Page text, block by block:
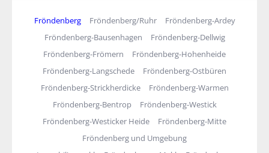
Fröndenberg Fröndenberg/Ruhr
Fröndenberg-Ardey
Fröndenberg-Bausenhagen
Fröndenberg-Dellwig
Fröndenberg-Frömern
Fröndenberg-Hohenheide
Fröndenberg-Langschede
Fröndenberg-Ostbüren
Fröndenberg-Strickherdicke
Fröndenberg-Warmen
Fröndenberg-Bentrop
Fröndenberg-Westick
Fröndenberg-Westicker Heide
Fröndenberg-Mitte
Fröndenberg und Umgebung